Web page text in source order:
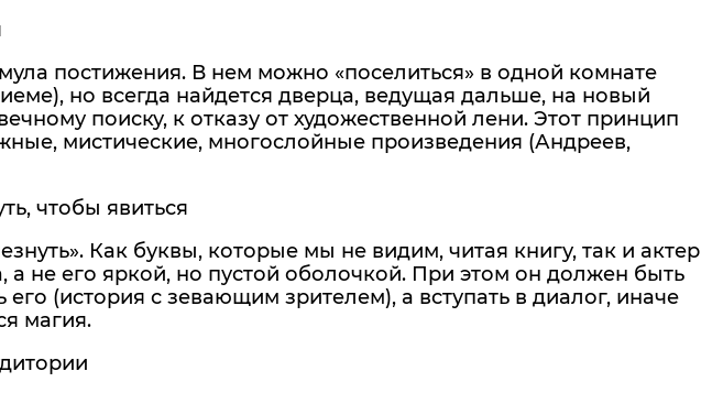
постижения. В нем можно «поселиться» в одной комнате
но всегда найдется дверца, ведущая дальше, на новый
поиску, к отказу от художественной лени. Этот принцип
мистические, многослойные произведения (Андреев,
чтобы явиться
Как буквы, которые мы не видим, читая книгу, так и актер
а не его яркой, но пустой оболочкой. При этом он должен быть
(история с зевающим зрителем), а вступать в диалог, иначе
магия.